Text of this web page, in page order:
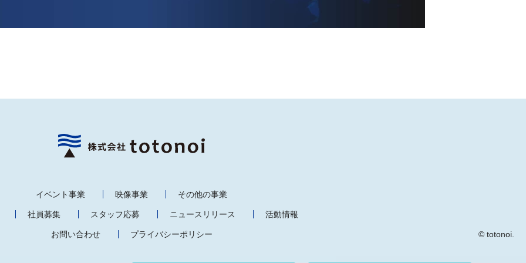
イベント事業 映像事業 その他の事業
社員募集 スタッフ応募 ニュースリリース 活動情報
お問い合わせ プライバシーポリシー © totonoi.